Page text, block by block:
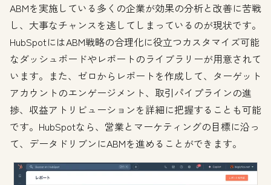
ABMを実施している多くの企業が効果の分析と改善に苦戦
し、大事なチャンスを逃してしまっているのが現状です。
HubSpotにはABM戦略の合理化に役立つカスタマイズ可能
なダッシュボードやレポートのライブラリーが用意されて
います。また、ゼロからレポートを作成して、ターゲット
アカウントのエンゲージメント、取引パイプラインの進
捗、収益アトリビューションを詳細に把握することも可能
です。HubSpotなら、営業とマーケティングの目標に沿っ
て、データドリブンにABMを進めることができます。